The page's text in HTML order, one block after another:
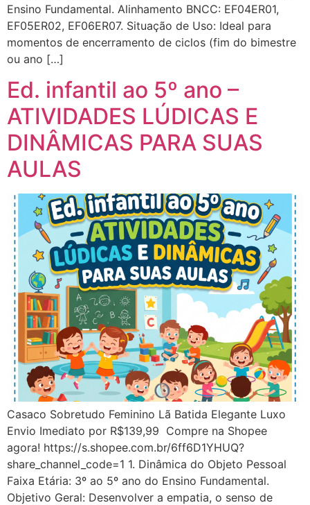
Ensino Fundamental. Alinhamento BNCC: EF04ER01,
EF05ER02, EF06ER07. Situação de Uso: Ideal para
momentos de encerramento de ciclos (fim do bimestre
ou ano […]
Ed. infantil ao 5º ano –
ATIVIDADES LÚDICAS E
DINÂMICAS PARA SUAS
AULAS
Casaco Sobretudo Feminino Lã Batida Elegante Luxo
Envio Imediato por R$139,99 Compre na Shopee
agora! https://s.shopee.com.br/6ff6D1YHUQ?
share_channel_code=1 1. Dinâmica do Objeto Pessoal
Faixa Etária: 3º ao 5º ano do Ensino Fundamental.
Objetivo Geral: Desenvolver a empatia, o senso de